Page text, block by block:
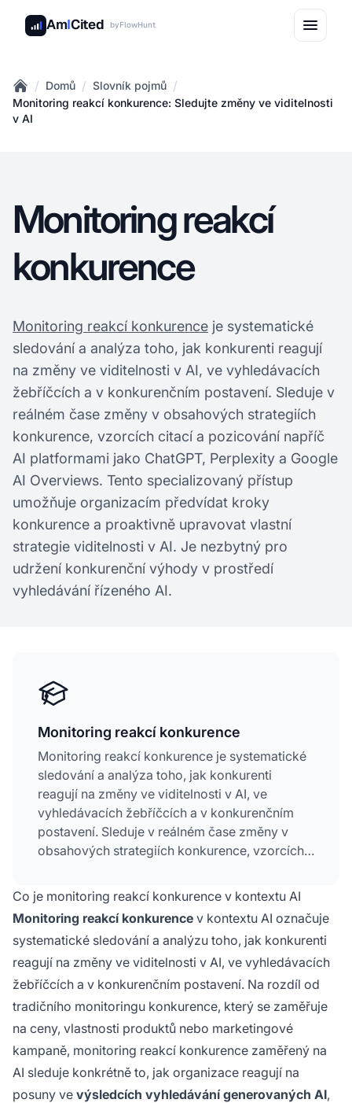
AmICited byFlowHunt
Home
/ Domů / Slovník pojmů /
Monitoring reakcí konkurence: Sledujte změny ve viditelnosti
v AI
Monitoring reakcí
konkurence
Monitoring reakcí konkurence je systematické
sledování a analýza toho, jak konkurenti reagují
na změny ve viditelnosti v AI, ve vyhledávacích
žebříčcích a v konkurenčním postavení. Sleduje v
reálném čase změny v obsahových strategiích
konkurence, vzorcích citací a pozicování napříč
AI platformami jako ChatGPT, Perplexity a Google
AI Overviews. Tento specializovaný přístup
umožňuje organizacím předvídat kroky
konkurence a proaktivně upravovat vlastní
strategie viditelnosti v AI. Je nezbytný pro
udržení konkurenční výhody v prostředí
vyhledávání řízeného AI.
Monitoring reakcí konkurence
Monitoring reakcí konkurence je systematické
sledování a analýza toho, jak konkurenti
reagují na změny ve viditelnosti v AI, ve
vyhledávacích žebříčcích a v konkurenčním
postavení. Sleduje v reálném čase změny v
obsahových strategiích konkurence, vzorcích
ChatGPT, Perplexity a Google AI Overviews.
Tento specializovaný přístup umožňuje
organizacím předvídat kroky konkurence a
proaktivně upravovat vlastní strategie
viditelnosti v AI. Je nezbytný pro udržení
konkurenční výhody v prostředí vyhledávání
řízeného AI.
Co je monitoring reakcí konkurence v kontextu AI
Monitoring reakcí konkurence v kontextu AI označuje
systematické sledování a analýzu toho, jak konkurenti
reagují na změny ve viditelnosti v AI, ve vyhledávacích
žebříčcích a v konkurenčním postavení. Na rozdíl od
tradičního monitoringu konkurence, který se zaměřuje
na ceny, vlastnosti produktů nebo marketingové
kampaně, monitoring reakcí konkurence zaměřený na
AI sleduje konkrétně to, jak organizace reagují na
posuny ve výsledcích vyhledávání generovaných AI,